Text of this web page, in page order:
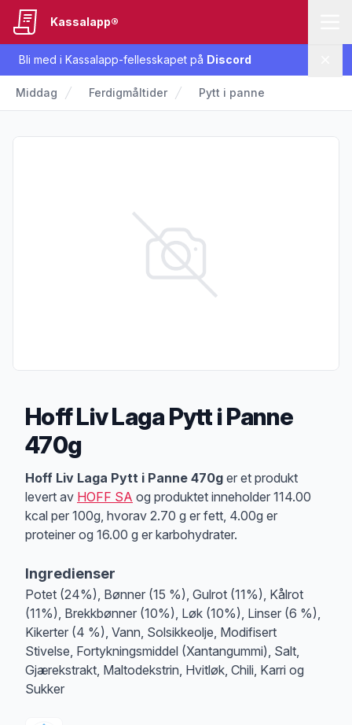
Bli med i Kassalapp-fellesskapet på Discord
Kassalapp®
Middag Ferdigmåltider Pytt i panne
Hoff Liv Laga Pytt i Panne
470g
Produktbeskrivelse
Hoff Liv Laga Pytt i Panne 470g er et produkt
levert av HOFF SA og produktet inneholder 114.00
kcal per 100g, hvorav 2.70 g er fett, 4.00g er
proteiner og 16.00 g er karbohydrater.
Ingredienser
Potet (24%), Bønner (15 %), Gulrot (11%), Kålrot
(11%), Brekkbønner (10%), Løk (10%), Linser (6 %),
Kikerter (4 %), Vann, Solsikkeolje, Modifisert
Stivelse, Fortykningsmiddel (Xantangummi), Salt,
Gjærekstrakt, Maltodekstrin, Hvitløk, Chili, Karri og
Sukker